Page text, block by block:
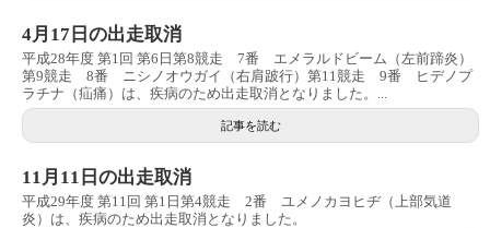
4月17日の出走取消
平成28年度 第1回 第6日第8競走 7番 エメラルドビーム（左前蹄炎）
第9競走 8番 ニシノオウガイ（右肩跛行）第11競走 9番 ヒデノプ
ラチナ（疝痛）は、疾病のため出走取消となりました。...
記事を読む
11月11日の出走取消
平成29年度 第11回 第1日第4競走 2番 ユメノカヨヒヂ（上部気道
炎）は、疾病のため出走取消となりました。